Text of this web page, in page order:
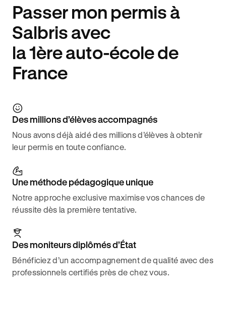
Passer mon permis à
Salbris avec
la 1ère auto-école de
France
Des millions d’élèves accompagnés
Nous avons déjà aidé des millions d’élèves à obtenir
leur permis en toute confiance.
Une méthode pédagogique unique
Notre approche exclusive maximise vos chances de
réussite dès la première tentative.
Des moniteurs diplômés d’État
Bénéficiez d’un accompagnement de qualité avec des
professionnels certifiés près de chez vous.